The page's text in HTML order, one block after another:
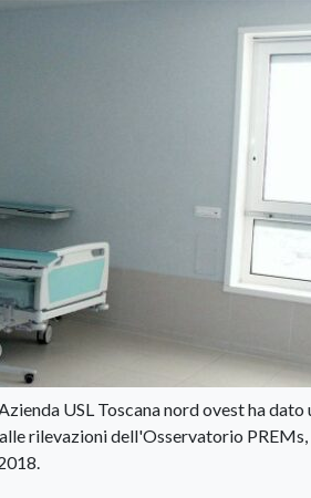
USL Toscana nord ovest ha dato
rilevazioni dell'Osservatorio PREMs,